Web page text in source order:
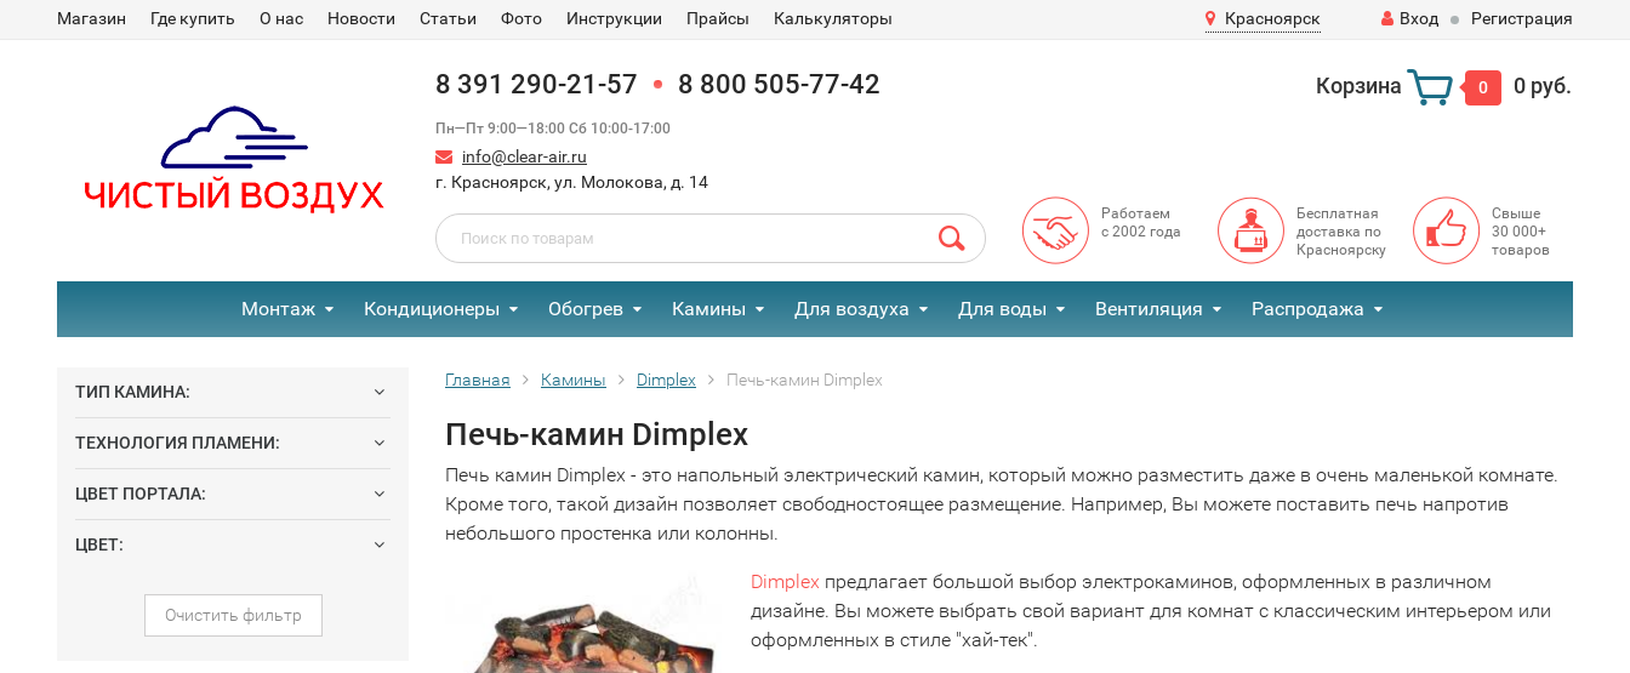
Магазин Где купить О нас Новости Статьи Фото Инструкции Прайсы Калькуляторы Красноярск Вход Регистрация
8 391 290-21-57 8 800 505-77-42
Пн—Пт 9:00—18:00 Сб 10:00-17:00
info@clear-air.ru
г. Красноярск, ул. Молокова, д. 14
Корзина 0 0 руб.
Работаем
с 2002 года
Бесплатная
доставка по
Красноярску
Свыше
30 000+
товаров
Монтаж Кондиционеры Обогрев Камины Для воздуха Для воды Вентиляция Распродажа
ТИП КАМИНА:
ТЕХНОЛОГИЯ ПЛАМЕНИ:
ЦВЕТ ПОРТАЛА:
ЦВЕТ:
Очистить фильтр
Главная Камины Dimplex Печь-камин Dimplex
Печь-камин Dimplex
Печь камин Dimplex - это напольный электрический камин, который можно разместить даже в очень маленькой комнате.
Кроме того, такой дизайн позволяет свободностоящее размещение. Например, Вы можете поставить печь напротив
небольшого простенка или колонны.
Dimplex предлагает большой выбор электрокаминов, оформленных в различном
дизайне. Вы можете выбрать свой вариант для комнат с классическим интерьером или
оформленных в стиле "хай-тек".